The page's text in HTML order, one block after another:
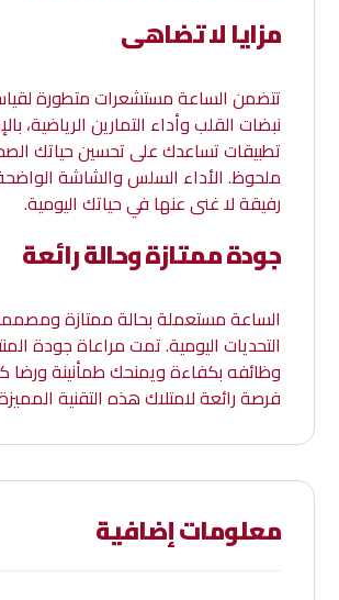
مزايا لا تضاهى
تتضمن الساعة مستشعرات متطورة
نبضات القلب وأداء التمارين الرياضية،
تطبيقات تساعدك على تحسين حياتك
ملحوظ. الأداء السلس والشاشة
رفيقة لا غنى عنها في حياتك اليومية.
جودة ممتازة وحالة رائعة
الساعة مستعملة بحالة ممتازة
التحديات اليومية. تمت مراعاة جودة
وظائفه بكفاءة ويمنحك طمأنينة ورضا
فرصة رائعة لامتلاك هذه التقنية
معلومات إضافية